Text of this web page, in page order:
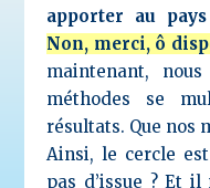
apporter au
Non, merci, ô
maintenant,
méthodes se
résultats. Que nos
Ainsi, le cercle
pas d’issue ? Et